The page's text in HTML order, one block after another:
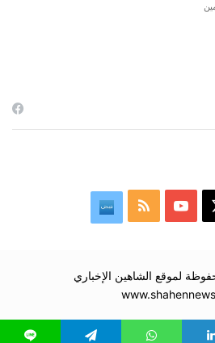
‫YouTubeملخص
RSS
لموقع الشاهين الإخباري